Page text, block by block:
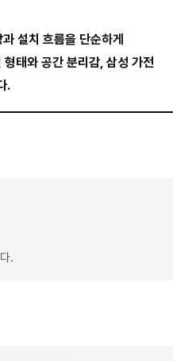
설치 흐름을 단순하게
태와 공간 분리감, 삼성 가전
.
.